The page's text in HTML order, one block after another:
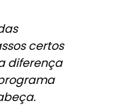
certos
diferença